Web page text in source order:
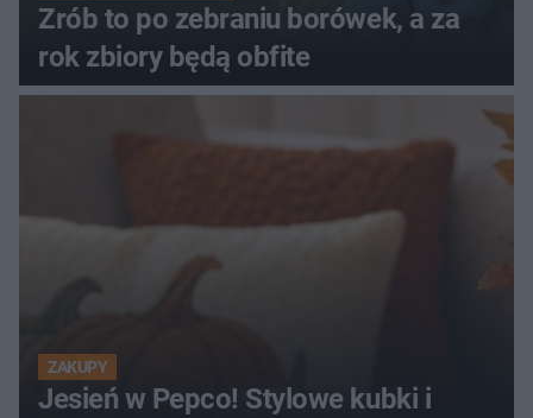
Zrób to po zebraniu borówek, a za
rok zbiory będą obfite
ZAKUPY
Jesień w Pepco! Stylowe kubki i